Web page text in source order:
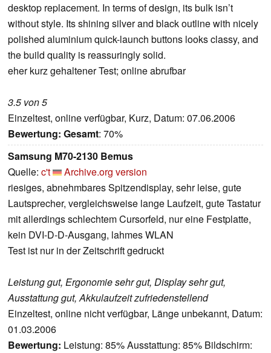
desktop replacement. In terms of design, its bulk isn’t
without style. Its shining silver and black outline with nicely
polished aluminium quick-launch buttons looks classy, and
the build quality is reassuringly solid.
eher kurz gehaltener Test; online abrufbar
3.5 von 5
Einzeltest, online verfügbar, Kurz, Datum: 07.06.2006
Bewertung: Gesamt: 70%
Samsung M70-2130 Bemus
Quelle: c't
Archive.org version
riesiges, abnehmbares Spitzendisplay, sehr leise, gute
Lautsprecher, vergleichsweise lange Laufzeit, gute Tastatur
mit allerdings schlechtem Cursorfeld, nur eine Festplatte,
kein DVI-D-D-Ausgang, lahmes WLAN
Test ist nur in der Zeitschrift gedruckt
Leistung gut, Ergonomie sehr gut, Display sehr gut,
Ausstattung gut, Akkulaufzeit zufriedenstellend
Einzeltest, online nicht verfügbar, Länge unbekannt, Datum:
01.03.2006
Bewertung: Leistung: 85% Ausstattung: 85% Bildschirm: